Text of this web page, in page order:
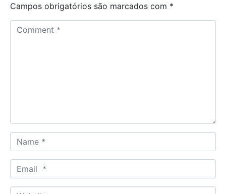
Campos obrigatórios são marcados com *
a
m
*
m
a